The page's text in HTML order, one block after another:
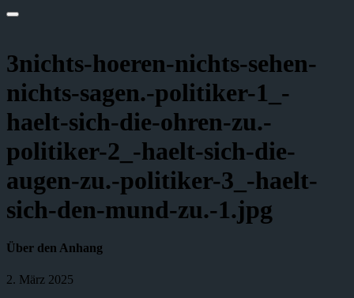
3nichts-hoeren-nichts-sehen-
nichts-sagen.-politiker-1_-
haelt-sich-die-ohren-zu.-
politiker-2_-haelt-sich-die-
augen-zu.-politiker-3_-haelt-
sich-den-mund-zu.-1.jpg
Über den Anhang
2. März 2025